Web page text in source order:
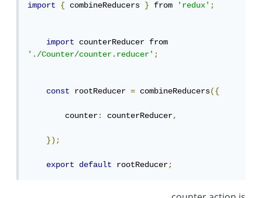
import { combineReducers } from 'redux';
import
'./Counter/counter.reducer';
const rootReducer = combineReducers({
        counter
: counterReducer,
});
export default rootReducer;